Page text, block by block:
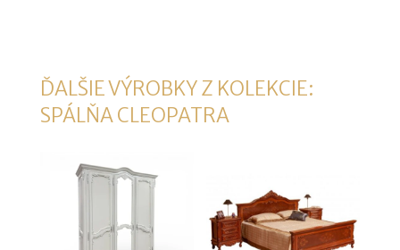
ĎALŠIE VÝROBKY Z KOLEKCIE:
SPÁLŇA CLEOPATRA